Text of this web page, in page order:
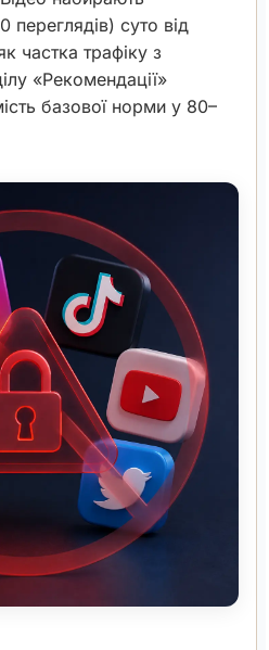
суто від
частка трафіку з
«Рекомендації»
базової норми у 80–